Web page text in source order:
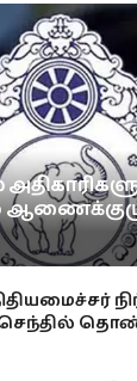
செந்தில்